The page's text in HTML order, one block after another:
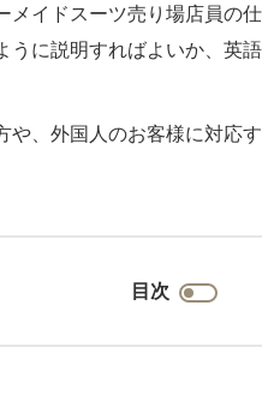
メイドスーツ売り場店員の
に説明すればよいか、英
や、外国人のお客様に対応
目次